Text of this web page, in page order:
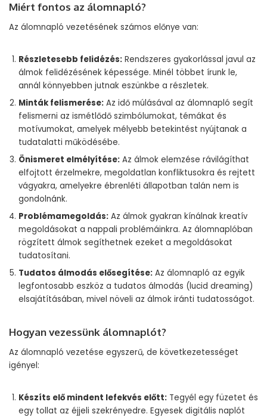
Miért fontos az álomnapló?
Az álomnapló vezetésének számos előnye van:
Részletesebb felidézés: Rendszeres gyakorlással javul az
álmok felidézésének képessége. Minél többet írunk le,
annál könnyebben jutnak eszünkbe a részletek.
Minták felismerése: Az idő múlásával az álomnapló segít
felismerni az ismétlődő szimbólumokat, témákat és
motívumokat, amelyek mélyebb betekintést nyújtanak a
tudatalatti működésébe.
Önismeret elmélyítése: Az álmok elemzése rávilágíthat
elfojtott érzelmekre, megoldatlan konfliktusokra és rejtett
vágyakra, amelyekre ébrenléti állapotban talán nem is
gondolnánk.
Problémamegoldás: Az álmok gyakran kínálnak kreatív
megoldásokat a nappali problémáinkra. Az álomnaplóban
rögzített álmok segíthetnek ezeket a megoldásokat
tudatosítani.
Tudatos álmodás elősegítése: Az álomnapló az egyik
legfontosabb eszköz a tudatos álmodás (lucid dreaming)
elsajátításában, mivel növeli az álmok iránti tudatosságot.
Hogyan vezessünk álomnaplót?
Az álomnapló vezetése egyszerű, de következetességet
igényel:
Készíts elő mindent lefekvés előtt: Tegyél egy füzetet és
egy tollat az éjjeli szekrényedre. Egyesek digitális naplót